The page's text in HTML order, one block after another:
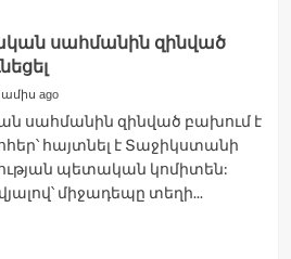
սահմանին զինված
ամիս ago
սահմանին զինված բախում է
հայտնել է Տաջիկստանի
պետական կոմիտեն:
միջադեպը տեղի...